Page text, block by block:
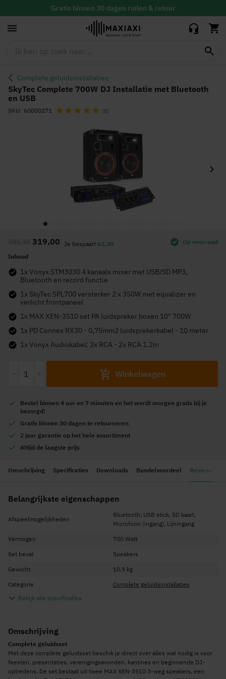
Gratis binnen 30 dagen ruilen & retour
Altijd de
Complete geluidsinstallaties
Bluetooth en
SkyTec Complete 700W DJ Installatie met Bluetooth
en USB
SKU 60000271 Waardering: (8)
319,00
381,30 Je bespaart 62,30
Inhoud
1x Vonyx STM3030 4 kanaals mixer met USB/SD MP3,
Bluetooth en record functie
1x SkyTec SPL700 versterker 2 x 350W met equalizer en
verlicht frontpaneel
1x MAX XEN-3510 set PA luidspreker boxen 10" 700W
1x PD Connex RX30 - 0,75mm2 luidsprekerkabel - 10 meter
1x Vonyx Audiokabel: 2x RCA - 2x RCA 1.2m
Winkelwagen
Op voorraad
Bestel binnen 4 uur en 7 minuten en het wordt morgen gratis bij je
bezorgd!
Gratis binnen 30 dagen te retourneren
2 jaar garantie op het hele assortiment
Altijd de laagste prijs
het
begin
van
afbeeldingen-
gallerij
Omschrijving Specificaties Downloads Bundelvoordeel Reviews
Omschrijving
Complete geluidsset
Met deze complete geluidsset beschik je direct over alles wat nodig is voor
feesten, presentaties, verenigingsavonden, kantines en beginnende DJ-
optredens. De set bestaat uit twee MAX XEN-3510 3-weg speakers, een
Belangrijkste eigenschappen
Afspeelmogelijkheden
Bluetooth, USB stick, SD kaart,
Microfoon (ingang), Lijningang
Vermogen
700 Watt
Set bevat
Speakers
Gewicht
10,9 kg
Categorie
Complete geluidsinstallaties
Bekijk alle specificaties